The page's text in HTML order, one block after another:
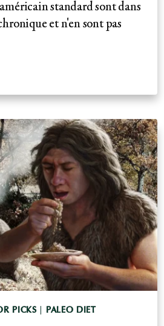
standard sont dans
et n'en sont pas
PICKS PALEO DIET